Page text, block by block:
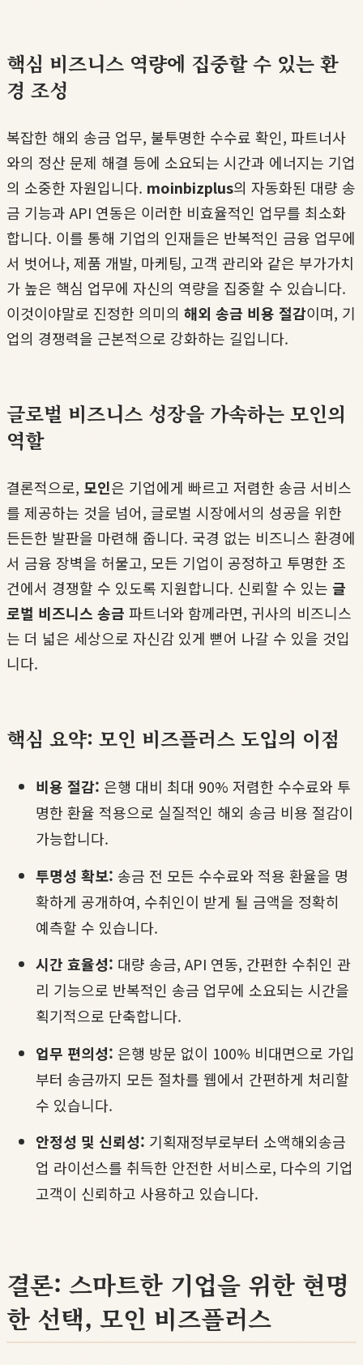
핵심 비즈니스 역량에 집중할 수 있는 환
경 조성
복잡한 해외 송금 업무, 불투명한 수수료 확인, 파트너사
와의 정산 문제 해결 등에 소요되는 시간과 에너지는 기업
의 소중한 자원입니다. moinbizplus의 자동화된 대량 송
금 기능과 API 연동은 이러한 비효율적인 업무를 최소화
합니다. 이를 통해 기업의 인재들은 반복적인 금융 업무에
서 벗어나, 제품 개발, 마케팅, 고객 관리와 같은 부가가치
가 높은 핵심 업무에 자신의 역량을 집중할 수 있습니다.
이것이야말로 진정한 의미의 해외 송금 비용 절감이며, 기
업의 경쟁력을 근본적으로 강화하는 길입니다.
글로벌 비즈니스 성장을 가속하는 모인의
역할
결론적으로, 모인은 기업에게 빠르고 저렴한 송금 서비스
를 제공하는 것을 넘어, 글로벌 시장에서의 성공을 위한
든든한 발판을 마련해 줍니다. 국경 없는 비즈니스 환경에
서 금융 장벽을 허물고, 모든 기업이 공정하고 투명한 조
건에서 경쟁할 수 있도록 지원합니다. 신뢰할 수 있는 글
로벌 비즈니스 송금 파트너와 함께라면, 귀사의 비즈니스
는 더 넓은 세상으로 자신감 있게 뻗어 나갈 수 있을 것입
니다.
핵심 요약: 모인 비즈플러스 도입의 이점
비용 절감: 은행 대비 최대 90% 저렴한 수수료와 투
명한 환율 적용으로 실질적인 해외 송금 비용 절감이
가능합니다.
투명성 확보: 송금 전 모든 수수료와 적용 환율을 명
확하게 공개하여, 수취인이 받게 될 금액을 정확히
예측할 수 있습니다.
시간 효율성: 대량 송금, API 연동, 간편한 수취인 관
리 기능으로 반복적인 송금 업무에 소요되는 시간을
획기적으로 단축합니다.
업무 편의성: 은행 방문 없이 100% 비대면으로 가입
부터 송금까지 모든 절차를 웹에서 간편하게 처리할
수 있습니다.
안정성 및 신뢰성: 기획재정부로부터 소액해외송금
업 라이선스를 취득한 안전한 서비스로, 다수의 기업
고객이 신뢰하고 사용하고 있습니다.
결론: 스마트한 기업을 위한 현명
한 선택, 모인 비즈플러스